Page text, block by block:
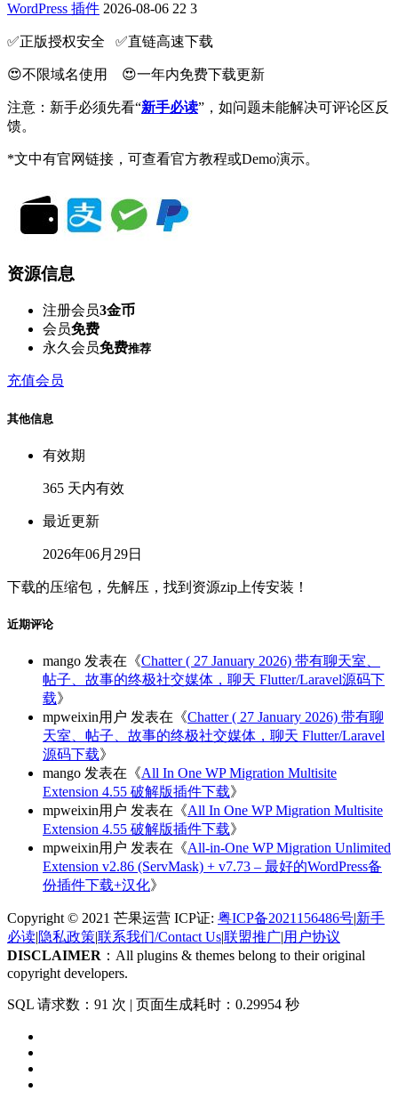
WordPress 插件 2026-08-06 22 3
✅️正版授权安全 ✅️直链高速下载
😍不限域名使用 😍一年内免费下载更新
注意：新手必须先看“新手必读”，如问题未能解决可评论区反
馈。
*文中有官网链接，可查看官方教程或Demo演示。
资源信息
注册会员3金币
会员免费
永久会员免费推荐
充值会员
其他信息
有效期
365 天内有效
最近更新
2026年06月29日
下载的压缩包，先解压，找到资源zip上传安装！
近期评论
mango 发表在《Chatter ( 27 January 2026) 带有聊天室、
帖子、故事的终极社交媒体，聊天 Flutter/Laravel源码下
载》
mpweixin用户 发表在《Chatter ( 27 January 2026) 带有聊
天室、帖子、故事的终极社交媒体，聊天 Flutter/Laravel
源码下载》
mango 发表在《All In One WP Migration Multisite
Extension 4.55 破解版插件下载》
mpweixin用户 发表在《All In One WP Migration Multisite
Extension 4.55 破解版插件下载》
mpweixin用户 发表在《All-in-One WP Migration Unlimited
Extension v2.86 (ServMask) + v7.73 – 最好的WordPress备
份插件下载+汉化》
Copyright © 2021 芒果运营 ICP证: 粤ICP备2021156486号|新手
必读|隐私政策|联系我们/Contact Us|联盟推广|用户协议
DISCLAIMER ：All plugins & themes belong to their original
copyright developers.
SQL 请求数：91 次 | 页面生成耗时：0.29954 秒